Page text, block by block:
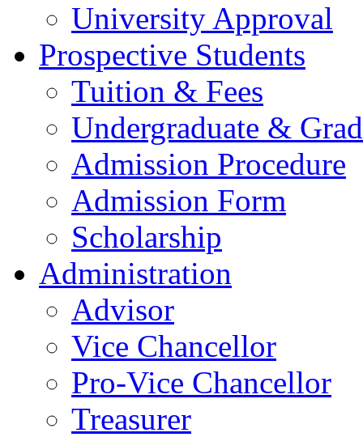
University Approval
Prospective Students
Tuition & Fees
Undergraduate &
Admission Procedure
Admission Form
Scholarship
Administration
Advisor
Vice Chancellor
Pro-Vice Chancellor
Treasurer